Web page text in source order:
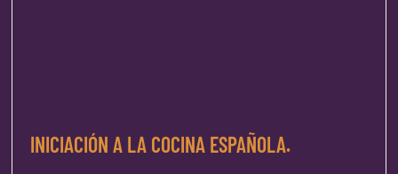
INICIACIÓN A LA COCINA ESPAÑOLA.